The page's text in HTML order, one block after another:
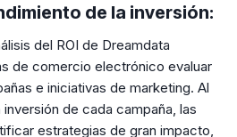
de la inversión:
del ROI de Dreamdata
de comercio electrónico evaluar
e iniciativas de marketing. Al
de cada campaña, las
estrategias de gran impacto,